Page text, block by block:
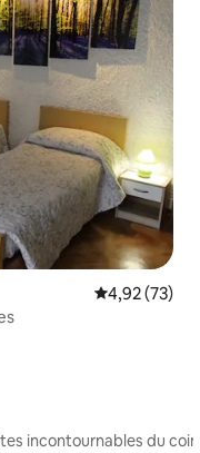
aimés
Note
4,92 (73)
incontournables du coin